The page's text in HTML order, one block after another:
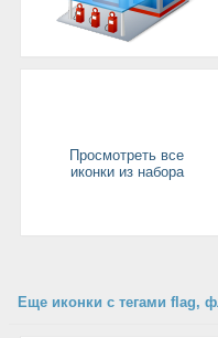
Просмотреть все
иконки из набора
Еще иконки с тегами flag,